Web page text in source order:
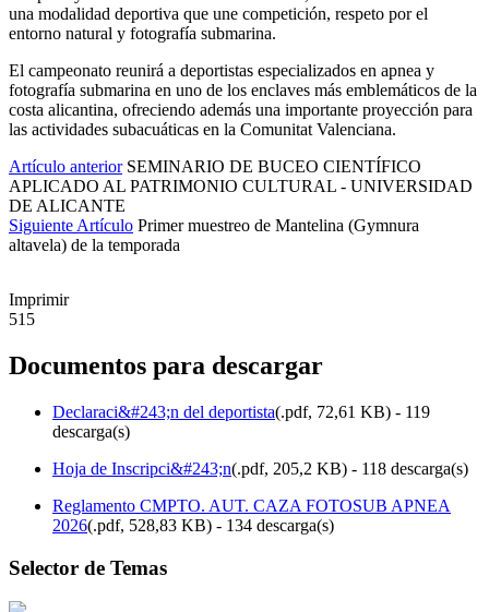
una modalidad deportiva que une competición, respeto por el
entorno natural y fotografía submarina.
El campeonato reunirá a deportistas especializados en apnea y
fotografía submarina en uno de los enclaves más emblemáticos de la
costa alicantina, ofreciendo además una importante proyección para
las actividades subacuáticas en la Comunitat Valenciana.
Artículo anterior SEMINARIO DE BUCEO CIENTÍFICO
APLICADO AL PATRIMONIO CULTURAL - UNIVERSIDAD
DE ALICANTE
Siguiente Artículo Primer muestreo de Mantelina (Gymnura
altavela) de la temporada
Imprimir
515
Documentos para descargar
Declaraci&#243;n del deportista(.pdf, 72,61 KB) - 119
descarga(s)
Hoja de Inscripci&#243;n(.pdf, 205,2 KB) - 118 descarga(s)
Reglamento CMPTO. AUT. CAZA FOTOSUB APNEA
2026(.pdf, 528,83 KB) - 134 descarga(s)
Selector de Temas